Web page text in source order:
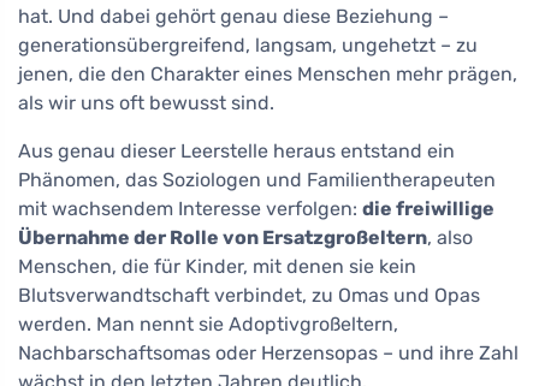
hat. Und dabei gehört genau diese Beziehung –
generationsübergreifend, langsam, ungehetzt – zu
jenen, die den Charakter eines Menschen mehr prägen,
als wir uns oft bewusst sind.
Aus genau dieser Leerstelle heraus entstand ein
Phänomen, das Soziologen und Familientherapeuten
mit wachsendem Interesse verfolgen: die freiwillige
Übernahme der Rolle von Ersatzgroßeltern, also
Menschen, die für Kinder, mit denen sie kein
Blutsverwandtschaft verbindet, zu Omas und Opas
werden. Man nennt sie Adoptivgroßeltern,
Nachbarschaftsomas oder Herzensopas – und ihre Zahl